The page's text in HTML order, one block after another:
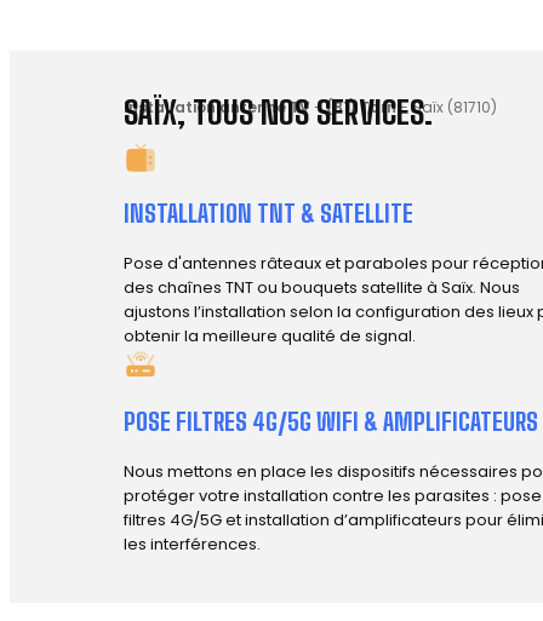
Installation antenne TV-(81) Tarn -Saïx (81710)
SAÏX, TOUS NOS SERVICES.
INSTALLATION TNT & SATELLITE
Pose d'antennes râteaux et paraboles pour
des chaînes TNT ou bouquets satellite à Saïx. Nous
ajustons l’installation selon la configuration des lieux
obtenir la meilleure qualité de signal.
POSE FILTRES 4G/5G WIFI & AMPLIFICATEURS
Nous mettons en place les dispositifs nécessaires
protéger votre installation contre les parasites :
filtres 4G/5G et installation d’amplificateurs pour
les interférences.